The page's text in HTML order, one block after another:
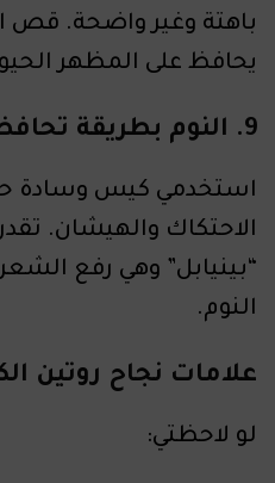
يحافظ على المظهر
9. النوم بطريقة تحافظ على الكيرلز
استخدمي كيس وسادة
الاحتكاك والهيشان.
“بينيابل” وهي رفع
النوم.
علامات نجاح روتين
لو لاحظتي: